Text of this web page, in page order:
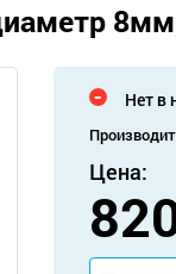
Нет в
Цена: